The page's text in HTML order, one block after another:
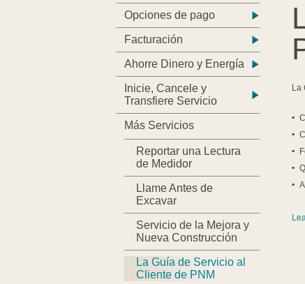
Opciones de pago
Facturación
Ahorre Dinero y Energía
Inicie, Cancele y
Transfiere Servicio
Más Servicios
Reportar una Lectura
de Medidor
Llame Antes de
Excavar
Servicio de la Mejora y
Nueva Construcción
La Guía de Servicio al
Cliente de PNM
La